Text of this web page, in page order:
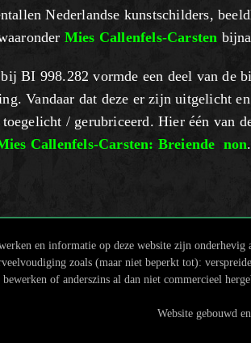
Nederlandse kunstschilders,
Mies Callenfels-Carsten
BI 998.282 vormde een deel van de
Vandaar dat deze er zijn uitgelicht
toegelicht / gerubriceerd. Hier één van
Callenfels-Carsten: Breiende non.
en informatie op deze website zijn onderhevig
zoals (maar niet beperkt tot):
bewerken of anderszins al dan niet commercieel
Website gebouwd